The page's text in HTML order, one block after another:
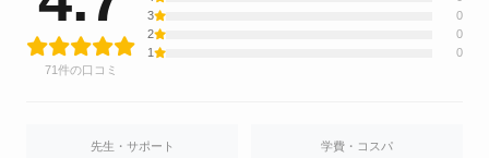
71件の口コミ
3
0
2
0
1
0
先生・サポート 学費・コスパ